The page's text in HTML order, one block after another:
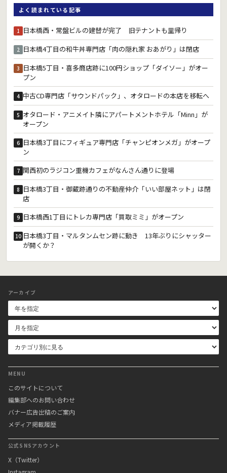
よく読まれている記事
1 日本橋西・常盤ビルの建替が完了 旧テナントも里帰り
2 日本橋4丁目の和牛丼専門店「肉の隠れ家 おあがり」は閉店
3 日本橋5丁目・喜多商店跡に100円ショップ「ダイソー」がオー
プン
4 中古CD専門店「サウンドパック」、オタロードの本店を移転へ
5 オタロード・アニメイト隣にアパートメントホテル「Minn」が
オープン
6 日本橋3丁目にフィギュア専門店「チャンピオンメガ」がオープ
ン
7 関西初のラジコン重機カフェがなんさん通りに登場
8 日本橋3丁目・御蔵跡通りの不動産仲介「いい部屋ネット」は閉
店
9 日本橋西1丁目にトレカ専門店「買取ミミ」がオープン
10 日本橋3丁目・マルタンムセン跡に動き 13年ぶりにシャッター
が開くか？
アーカイブ
MENU
このサイトについて
編集部へのお問い合わせ
バナー広告出稿のご案内
メディア掲載履歴
公式SNSアカウント
X（Twitter）